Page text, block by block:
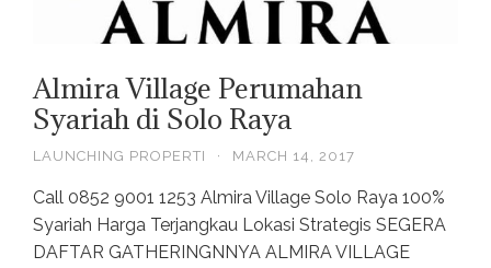
Almira Village Perumahan
Syariah di Solo Raya
LAUNCHING PROPERTI · MARCH 14, 2017
Call 0852 9001 1253 Almira Village Solo Raya 100%
Syariah Harga Terjangkau Lokasi Strategis SEGERA
DAFTAR GATHERINGNNYA ALMIRA VILLAGE